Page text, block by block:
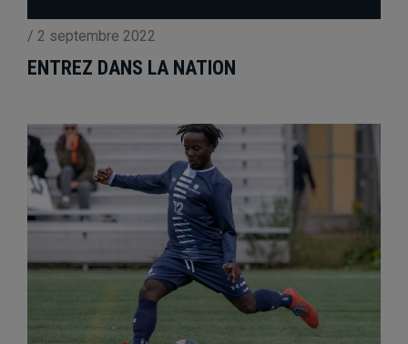
/ 2 septembre 2022
ENTREZ DANS LA NATION